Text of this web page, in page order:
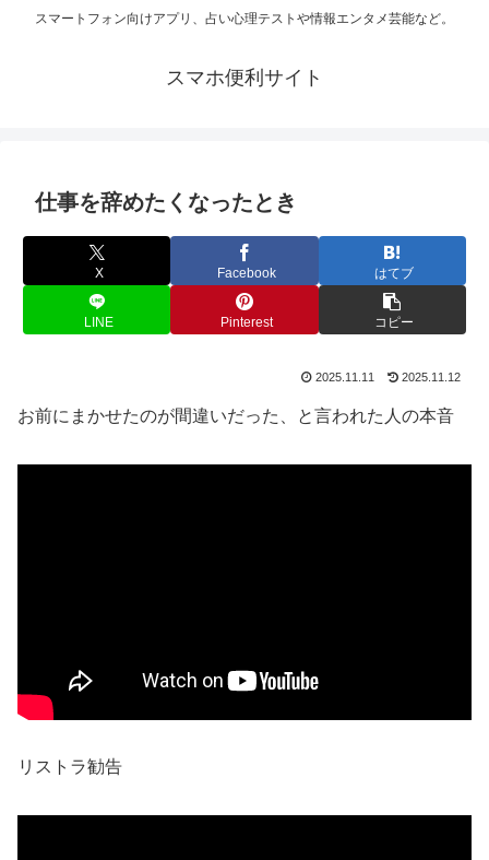
スマートフォン向けアプリ、占い心理テストや情報エンタメ芸能など。
スマホ便利サイト
仕事を辞めたくなったとき
X Facebook はてブ
LINE Pinterest コピー
2025.11.11 2025.11.12
お前にまかせたのが間違いだった、と言われた人の本音
リストラ勧告